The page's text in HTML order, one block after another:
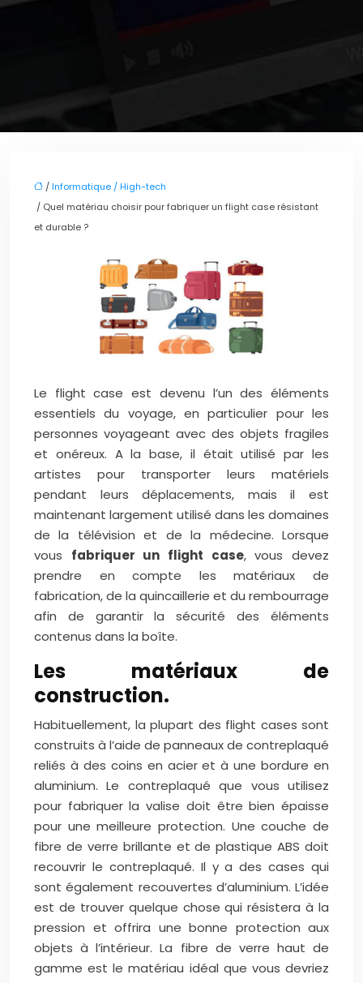
/Informatique / High-tech
/ Quel matériau choisir pour fabriquer un flight case résistant
et durable ?
Le flight case est devenu l’un des éléments
essentiels du voyage, en particulier pour les
personnes voyageant avec des objets fragiles
et onéreux. A la base, il était utilisé par les
artistes pour transporter leurs matériels
pendant leurs déplacements, mais il est
maintenant largement utilisé dans les domaines
de la télévision et de la médecine. Lorsque
vous fabriquer un flight case, vous devez
prendre en compte les matériaux de
fabrication, de la quincaillerie et du rembourrage
afin de garantir la sécurité des éléments
contenus dans la boîte.
Les matériaux de
construction.
Habituellement, la plupart des flight cases sont
construits à l’aide de panneaux de contreplaqué
reliés à des coins en acier et à une bordure en
aluminium. Le contreplaqué que vous utilisez
pour fabriquer la valise doit être bien épaisse
pour une meilleure protection. Une couche de
fibre de verre brillante et de plastique ABS doit
recouvrir le contreplaqué. Il y a des cases qui
sont également recouvertes d’aluminium. L’idée
est de trouver quelque chose qui résistera à la
pression et offrira une bonne protection aux
objets à l’intérieur. La fibre de verre haut de
gamme est le matériau idéal que vous devriez